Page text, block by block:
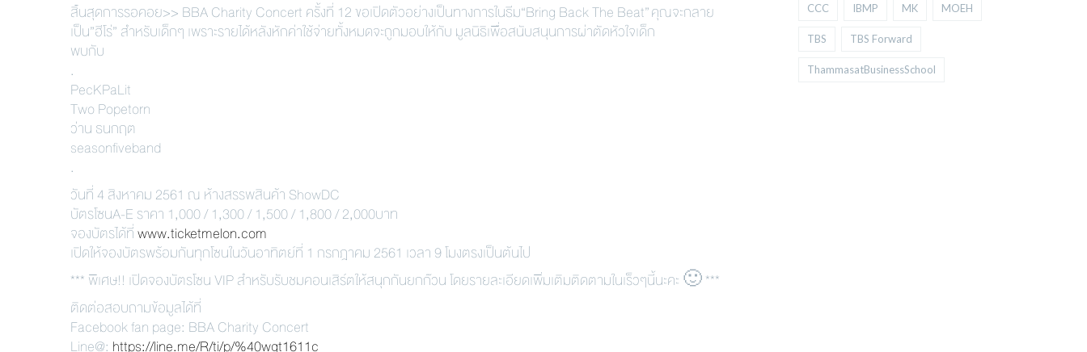
สิ้นสุดการรอคอย>> BBA Charity Concert ครั้งที่ 12 ขอเปิดตัวอย่างเป็นทางการในธีม“Bring Back The Beat” คุณจะกลาย
เป็น”ฮีโร่” สำหรับเด็กๆ เพราะรายได้หลังหักค่าใช้จ่ายทั้งหมดจะถูกมอบให้กับ มูลนิธิเพื่อสนับสนุนการผ่าตัดหัวใจเด็ก
พบกับ
.
PecKPaLit
Two Popetorn
ว่าน ธนกฤต
seasonfiveband
.
วันที่ 4 สิงหาคม 2561 ณ ห้างสรรพสินค้า ShowDC
บัตรโซนA-E ราคา 1,000 / 1,300 / 1,500 / 1,800 / 2,000บาท
จองบัตรได้ที่www.ticketmelon.com
เปิดให้จองบัตรพร้อมกันทุกโซนในวันอาทิตย์ที่ 1 กรกฎาคม 2561 เวลา 9 โมงตรงเป็นต้นไป
*** พิเศษ!! เปิดจองบัตรโซน VIP สำหรับรับชมคอนเสิร์ตให้สนุกกันยกก๊วน โดยรายละเอียดเพิ่มเติมติดตามในเร็วๆนี้นะคะ 🙂***
ติดต่อสอบถามข้อมูลได้ที่
Facebook fan page: BBA Charity Concert
Line@: https://line.me/R/ti/p/%40wgt1611c
CCC IBMP MK MOEH
TBS TBS Forward
ThammasatBusinessSchool